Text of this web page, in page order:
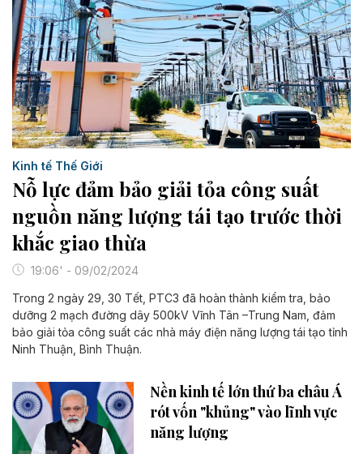
Kinh tế Thế Giới
Nỗ lực đảm bảo giải tỏa công suất
nguồn năng lượng tái tạo trước thời
khắc giao thừa
19:06' - 09/02/2024
Trong 2 ngày 29, 30 Tết, PTC3 đã hoàn thành kiểm tra, bảo
dưỡng 2 mạch đường dây 500kV Vĩnh Tân –Trung Nam, đảm
bảo giải tỏa công suất các nhà máy điện năng lượng tái tạo tỉnh
Ninh Thuận, Bình Thuận.
Nền kinh tế lớn thứ ba châu Á
rót vốn "khủng" vào lĩnh vực
năng lượng